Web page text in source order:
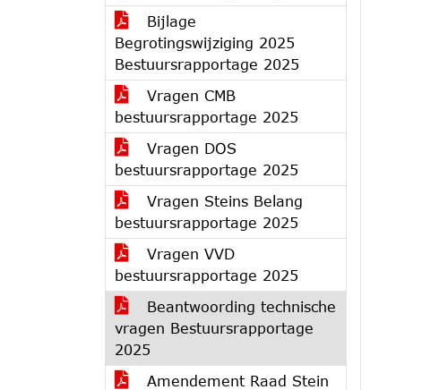
Bijlage
Begrotingswijziging 2025
Bestuursrapportage 2025
Vragen CMB
bestuursrapportage 2025
Vragen DOS
bestuursrapportage 2025
Vragen Steins Belang
bestuursrapportage 2025
Vragen VVD
bestuursrapportage 2025
Beantwoording technische
vragen Bestuursrapportage
2025
Amendement Raad Stein